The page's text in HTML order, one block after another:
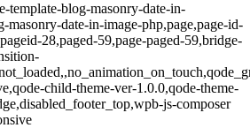
template-blog-masonry-date-in-
masonry-date-in-image-php,page,page-id-
28,paged-59,page-paged-59,bridge-
child-theme-ver-1.0.0,qode-theme-
js-composer